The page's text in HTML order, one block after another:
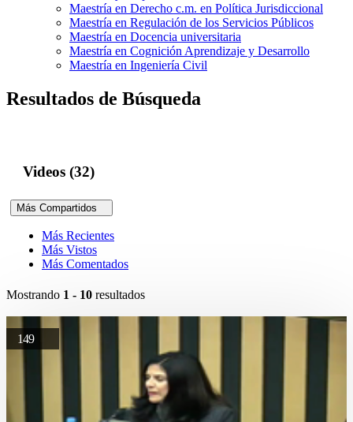
Maestría en Derecho c.m. en Política Jurisdiccional
Maestría en Regulación de los Servicios Públicos
Maestría en Docencia universitaria
Maestría en Cognición Aprendizaje y Desarrollo
Maestría en Ingeniería Civil
Resultados de Búsqueda
Videos (32)
Más Compartidos
Más Recientes
Más Vistos
Más Comentados
Mostrando 1 - 10 resultados
149